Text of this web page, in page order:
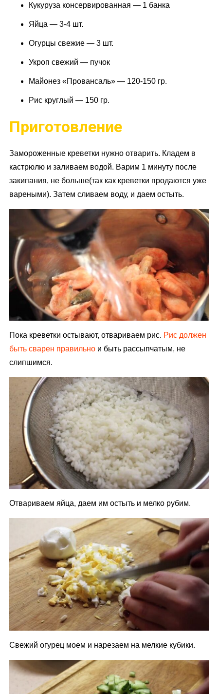
Кукуруза консервированная — 1 банка
Яйца — 3-4 шт.
Огурцы свежие — 3 шт.
Укроп свежий — пучок
Майонез «Провансаль» — 120-150 гр.
Рис круглый — 150 гр.
Приготовление
Замороженные креветки нужно отварить. Кладем в
кастрюлю и заливаем водой. Варим 1 минуту после
закипания, не больше(так как креветки продаются уже
вареными). Затем сливаем воду, и даем остыть.
Пока креветки остывают, отвариваем рис. Рис должен
быть сварен правильно и быть рассыпчатым, не
слипшимся.
Отвариваем яйца, даем им остыть и мелко рубим.
Свежий огурец моем и нарезаем на мелкие кубики.